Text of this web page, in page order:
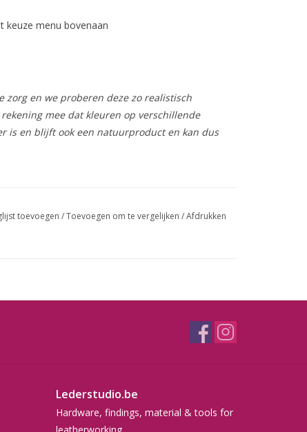
keuze menu bovenaan
en we proberen deze zo realistisch
mee dat kleuren op verschillende
is en blijft ook een natuurproduct en kan dus
toevoegen /Toevoegen om te vergelijken /Afdrukken
Lederstudio.be
Hardware, findings, material & tools for
leatherworking